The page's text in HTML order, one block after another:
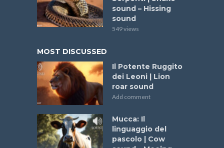
sound – Hissing
sound
549 views
MOST DISCUSSED
Il Potente Ruggito
dei Leoni | Lion
roar sound
Add comment
Mucca: Il
linguaggio del
pascolo | Cow